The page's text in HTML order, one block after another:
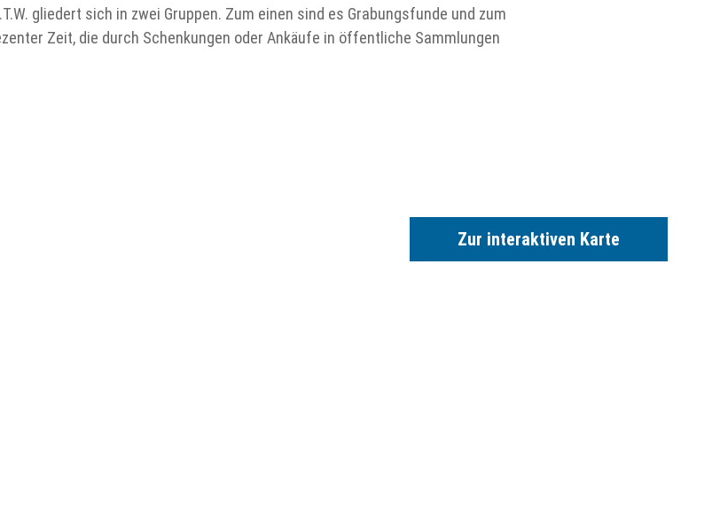
gliedert sich in zwei Gruppen. Zum einen sind es Grabungsfunde und zum
Zeit, die durch Schenkungen oder Ankäufe in öffentliche Sammlungen
Zur interaktiven Karte